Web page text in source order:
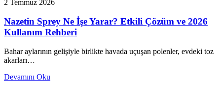
2 Temmuz 2026
Nazetin Sprey Ne İşe Yarar? Etkili Çözüm ve 2026
Kullanım Rehberi
Bahar aylarının gelişiyle birlikte havada uçuşan polenler, evdeki toz
akarları…
Devamını Oku